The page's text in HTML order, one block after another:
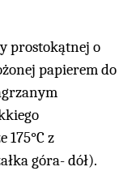
prostokątnej o
papierem do
z
góra- dół).